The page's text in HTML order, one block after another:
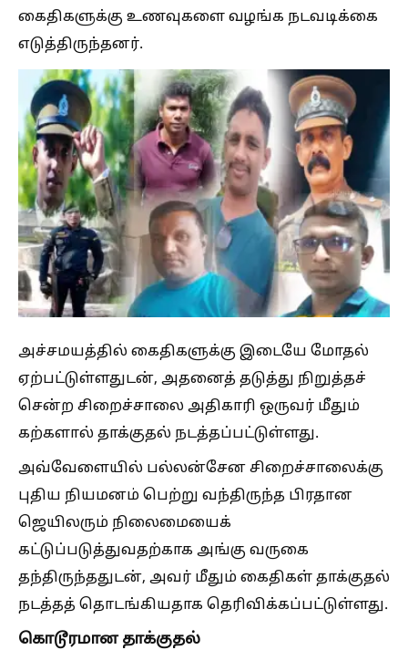
கைதிகளுக்கு உணவுகளை வழங்க நடவடிக்கை
எடுத்திருந்தனர்.
அச்சமயத்தில் கைதிகளுக்கு இடையே மோதல்
ஏற்பட்டுள்ளதுடன், அதனைத் தடுத்து நிறுத்தச்
சென்ற சிறைச்சாலை அதிகாரி ஒருவர் மீதும்
கற்களால் தாக்குதல் நடத்தப்பட்டுள்ளது.
அவ்வேளையில் பல்லன்சேன சிறைச்சாலைக்கு
புதிய நியமனம் பெற்று வந்திருந்த பிரதான
ஜெயிலரும் நிலைமையைக்
கட்டுப்படுத்துவதற்காக அங்கு வருகை
தந்திருந்ததுடன், அவர் மீதும் கைதிகள் தாக்குதல்
நடத்தத் தொடங்கியதாக தெரிவிக்கப்பட்டுள்ளது.
கொடூரமான தாக்குதல்